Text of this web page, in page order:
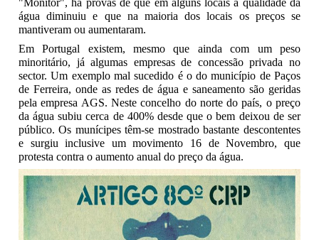
"Monitor", há provas de que em alguns locais a qualidade da
água diminuiu e que na maioria dos locais os preços se
mantiveram ou aumentaram.
Em Portugal existem, mesmo que ainda com um peso
minoritário, já algumas empresas de concessão privada no
sector. Um exemplo mal sucedido é o do município de Paços
de Ferreira, onde as redes de água e saneamento são geridas
pela empresa AGS. Neste concelho do norte do país, o preço
da água subiu cerca de 400% desde que o bem deixou de ser
público. Os munícipes têm-se mostrado bastante descontentes
e surgiu inclusive um movimento 16 de Novembro, que
protesta contra o aumento anual do preço da água.